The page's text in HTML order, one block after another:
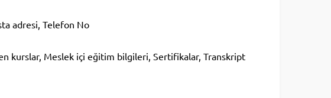
adresi, Telefon No
kurslar, Meslek içi eğitim bilgileri, Sertifikalar, Transkript